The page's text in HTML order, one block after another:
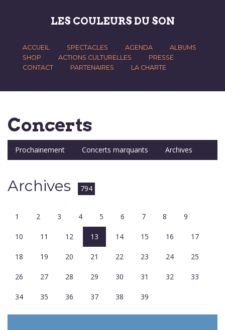
LES COULEURS DU SON
ACCUEIL SPECTACLES AGENDA
ALBUMS
SHOP
ACTIONS CULTURELLES
PRESSE
CONTACT
PARTENAIRES LA CHARTE
Concerts
Prochainement Concerts marquants Archives
Archives 794
1 2 3 4 5 6 7 8 9
10 11 12 13 14 15 16 17
18 19 20 21 22 23 24 25
26 27 28 29 30 31 32 33
34 35 36 37 38 39